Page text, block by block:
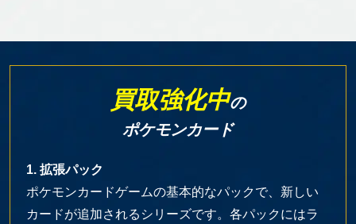
買取強化中の
ポケモンカード
1. 拡張パック
ポケモンカードゲームの基本的なパックで、新しい
カードが追加されるシリーズです。各パックにはラ